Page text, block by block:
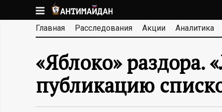
к
основномуА
Н
Т
И
Главная Расследования Акции Аналитика
«Яблоко» раздора.
публикацию